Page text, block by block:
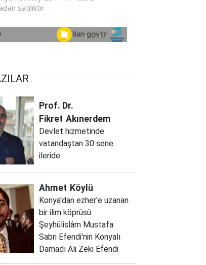
Prof. Dr.
Fikret Akınerdem
Devlet hizmetinde
vatandaştan 30 sene
ileride
Ahmet Köylü
Konya'dan ezher'e uzanan
bir ilim köprüsü:
Şeyhülislâm Mustafa
Sabri Efendi'nin Konyalı
Damadı Ali Zeki Efendi